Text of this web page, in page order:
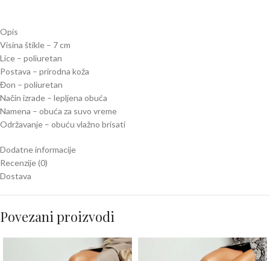
Opis
Visina štikle – 7 cm
Lice – poliuretan
Postava – prirodna koža
Đon – poliuretan
Način izrade – lepljena obuća
Namena – obuća za suvo vreme
Održavanje – obuću vlažno brisati
Dodatne informacije
Recenzije (0)
Dostava
Povezani proizvodi